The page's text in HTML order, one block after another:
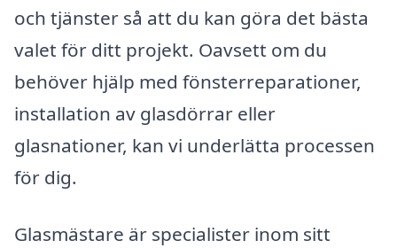
och tjänster så att du kan göra det bästa
valet för ditt projekt. Oavsett om du
behöver hjälp med fönsterreparationer,
installation av glasdörrar eller
glasnationer, kan vi underlätta processen
för dig.
Glasmästare är specialister inom sitt